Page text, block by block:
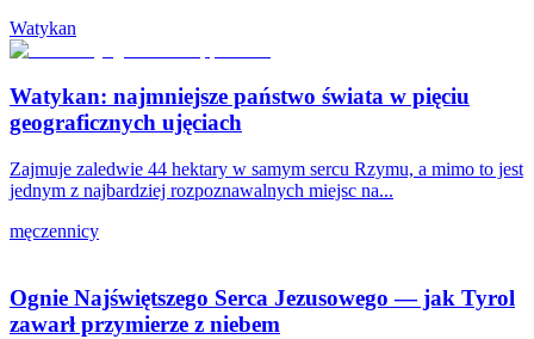
Watykan
Watykan: najmniejsze państwo świata w pięciu
geograficznych ujęciach
Zajmuje zaledwie 44 hektary w samym sercu Rzymu, a mimo to jest
jednym z najbardziej rozpoznawalnych miejsc na...
męczennicy
Ognie Najświętszego Serca Jezusowego — jak Tyrol
zawarł przymierze z niebem